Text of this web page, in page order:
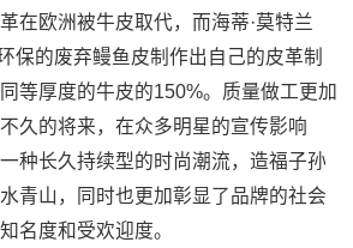
在欧洲被牛皮取代，而海蒂·莫特兰
保的废弃鳗鱼皮制作出自己的皮革制
等厚度的牛皮的150%。质量做工更加
久的将来，在众多明星的宣传影响
种长久持续型的时尚潮流，造福子孙
青山，同时也更加彰显了品牌的社会
名度和受欢迎度。